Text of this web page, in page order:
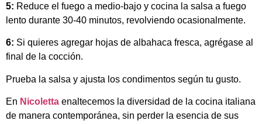
5: Reduce el fuego a medio-bajo y cocina la salsa a fuego
lento durante 30-40 minutos, revolviendo ocasionalmente.
6: Si quieres agregar hojas de albahaca fresca, agrégase al
final de la cocción.
Prueba la salsa y ajusta los condimentos según tu gusto.
En Nicoletta enaltecemos la diversidad de la cocina italiana
de manera contemporánea, sin perder la esencia de sus